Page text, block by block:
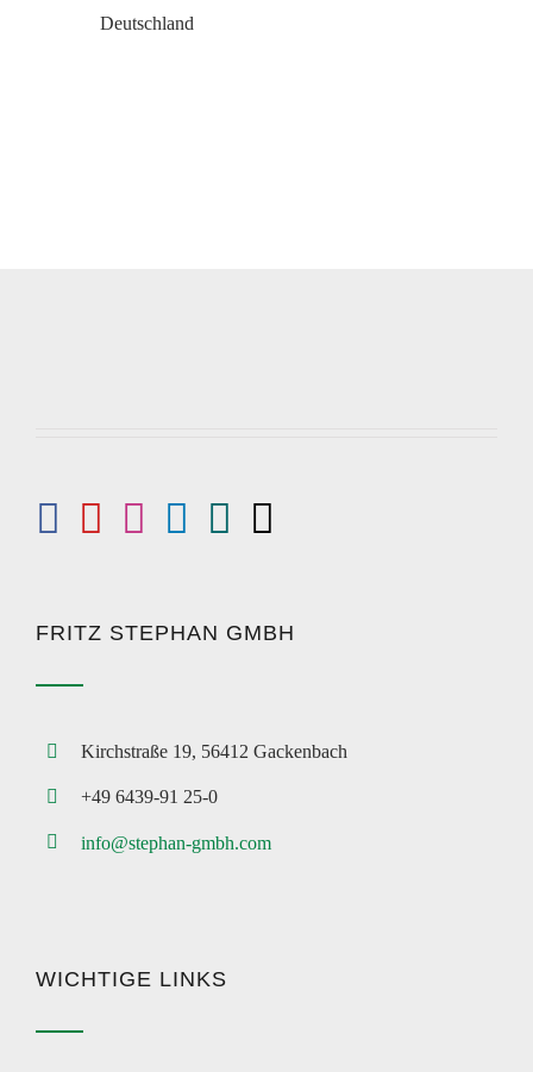
Deutschland
FRITZ STEPHAN GMBH
Kirchstraße 19, 56412 Gackenbach
+49 6439-91 25-0
info@stephan-gmbh.com
WICHTIGE LINKS